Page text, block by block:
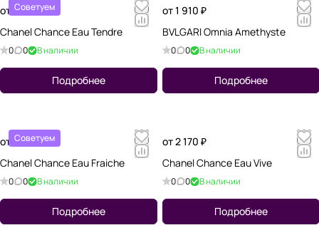
Советуем
от 2 170 ₽
Chanel Chance Eau Tendre
0 0 В наличии
Подробнее
от 1 910 ₽
BVLGARI Omnia Amethyste
0 0 В наличии
Подробнее
Советуем
от 1 810 ₽
Chanel Chance Eau Fraiche
0 0 В наличии
Подробнее
от 2 170 ₽
Chanel Chance Eau Vive
0 0 В наличии
Подробнее